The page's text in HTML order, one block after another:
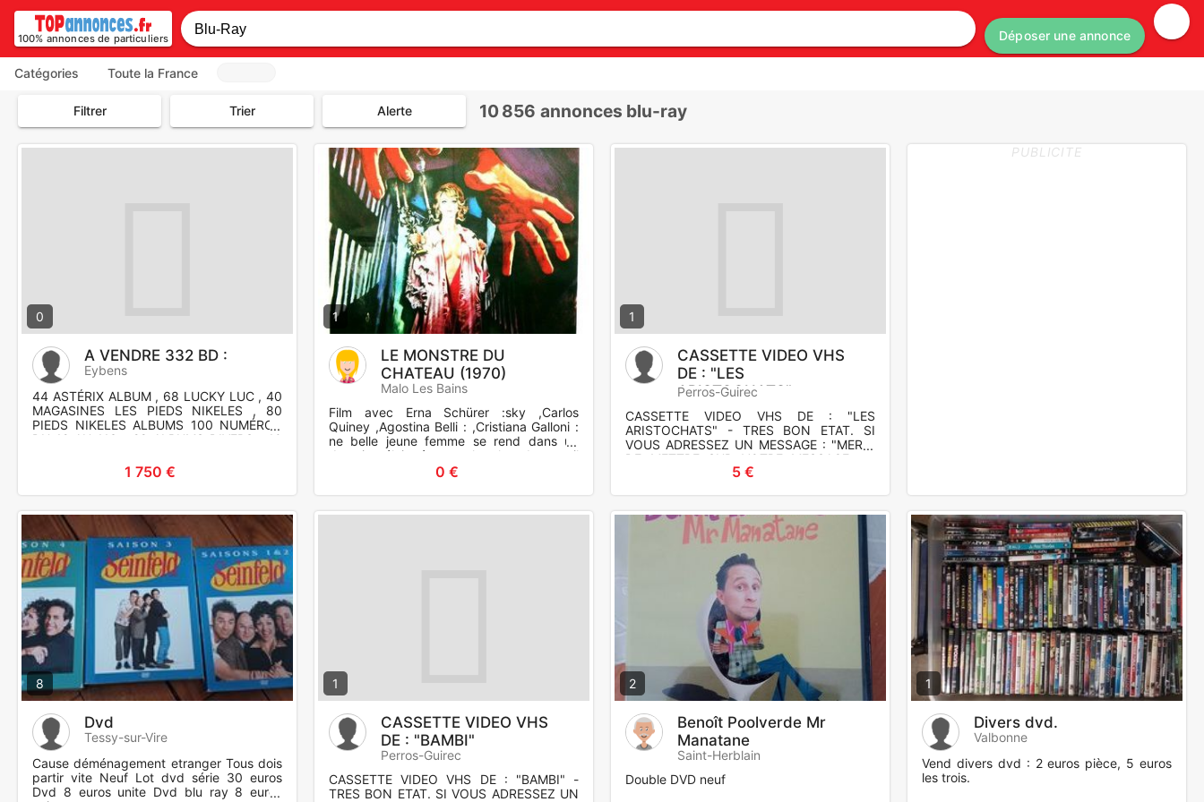
100% annonces de particuliers Déposer une annonce
Catégories Toute la France
Filtrer Trier Alerte 10 856 annonces blu-ray
0
A VENDRE 332 BD :
Eybens
44 ASTÉRIX ALBUM , 68 LUCKY LUC , 40
MAGASINES LES PIEDS NIKELES , 80
PIEDS NIKELES ALBUMS 100 NUMÉROS
DU 12 AU 113 , 28 ALBUMS DIVERS , 10
1 750 €
1
LE MONSTRE DU
CHATEAU (1970)
Malo Les Bains
Film avec Erna Schürer :sky ,Carlos
Quiney ,Agostina Belli : ,Cristiana Galloni :
ne belle jeune femme se rend dans un
domaine éloigné pour chercher du travail
0 €
1
CASSETTE VIDEO VHS
DE : "LES
ARISTOCHATS"
Perros-Guirec
CASSETTE VIDEO VHS DE : "LES
ARISTOCHATS" - TRES BON ETAT. SI
VOUS ADRESSEZ UN MESSAGE : "MERCI
DE METTRE SUR VOTRE MESSAGE : -
VOTRE N° DE TELEPHONE - AINSI QUE
5 €
PUBLICITE
8
Dvd
Tessy-sur-Vire
Cause déménagement etranger Tous dois
partir vite Neuf Lot dvd série 30 euros
Dvd 8 euros unite Dvd blu ray 8 euros
1
CASSETTE VIDEO VHS
DE : "BAMBI"
Perros-Guirec
CASSETTE VIDEO VHS DE : "BAMBI" -
TRES BON ETAT. SI VOUS ADRESSEZ UN
2
Benoît Poolverde Mr
Manatane
Saint-Herblain
Double DVD neuf
1
Divers dvd.
Valbonne
Vend divers dvd : 2 euros pièce, 5 euros
les trois.